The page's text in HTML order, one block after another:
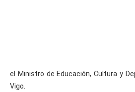
el Ministro de Educación, Cultura y
Vigo.